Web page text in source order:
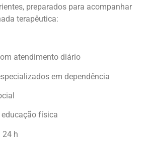
preparados para acompanhar
terapêutica:
atendimento diário
em dependência
educação física
24 h